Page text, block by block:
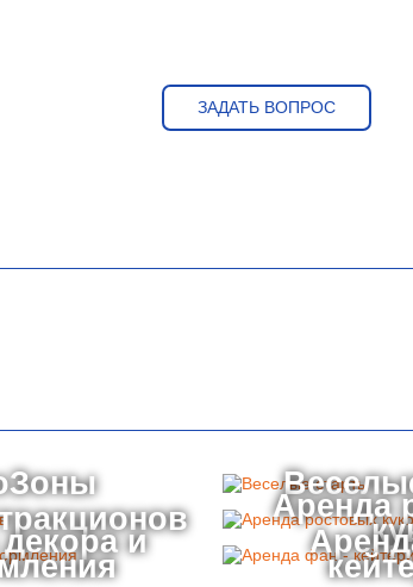
ЗАДАТЬ ВОПРОС
Аренда
и